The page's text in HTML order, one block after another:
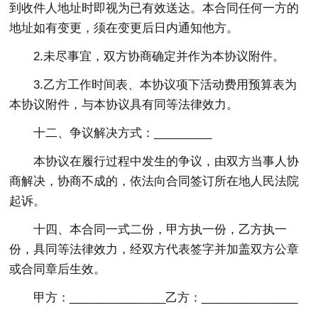
到收件人地址时即视为已有效送达。本合同任何一方的
地址如有变更，须在变更后日内通知他方。
2.未尽事宜，双方协商确定并作为本协议附件。
3.乙方工作时间表、本协议项下活动费用预算表为
本协议附件，与本协议具有同等法律效力。
十二、争议解决方式：_________
本协议在履行过程中发生的争议，由双方当事人协
商解决，协商不成的，依法向合同签订所在地人民法院
起诉。
十四、本合同一式二份，甲方执一份，乙方执一
份，具同等法律效力，经双方代表签字并加盖双方公章
或合同章后生效。
甲方：_______________乙方：_______________